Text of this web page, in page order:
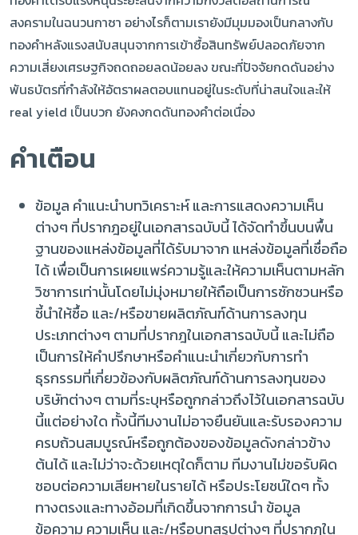
สงครามในฉนวนกาซา อย่างไรก็ตามเรายังมีมุมมองเป็นกลางกับ
ทองคำหลังแรงสนับสนุนจากการเข้าซื้อสินทรัพย์ปลอดภัยจาก
ความเสี่ยงเศรษฐกิจถดถอยลดน้อยลง ขณะที่ปัจจัยกดดันอย่าง
พันธบัตรที่กำลังให้อัตราผลตอบแทนอยู่ในระดับที่น่าสนใจและให้
real yield เป็นบวก ยังคงกดดันทองคำต่อเนื่อง
คำเตือน
ข้อมูล คำแนะนำบทวิเคราะห์ และการแสดงความเห็น
ต่างๆ ที่ปรากฎอยู่ในเอกสารฉบับนี้ ได้จัดทำขึ้นบนพื้น
ฐานของแหล่งข้อมูลที่ได้รับมาจาก แหล่งข้อมูลที่เชื่อถือ
ได้ เพื่อเป็นการเผยแพร่ความรู้และให้ความเห็นตามหลัก
วิชาการเท่านั้นโดยไม่มุ่งหมายให้ถือเป็นการชักชวนหรือ
ชี้นำให้ซื้อ และ/หรือขายผลิตภัณฑ์ด้านการลงทุน
ประเภทต่างๆ ตามที่ปรากฎในเอกสารฉบับนี้ และไม่ถือ
เป็นการให้คำปรึกษาหรือคำแนะนำเกี่ยวกับการทำ
ธุรกรรมที่เกี่ยวข้องกับผลิตภัณฑ์ด้านการลงทุนของ
บริษัทต่างๆ ตามที่ระบุหรือถูกกล่าวถึงไว้ในเอกสารฉบับ
นี้แต่อย่างใด ทั้งนี้ทีมงานไม่อาจยืนยันและรับรองความ
ครบถ้วนสมบูรณ์หรือถูกต้องของข้อมูลดังกล่าวข้าง
ต้นได้ และไม่ว่าจะด้วยเหตุใดก็ตาม ทีมงานไม่ขอรับผิด
ชอบต่อความเสียหายในรายได้ หรือประโยชน์ใดๆ ทั้ง
ทางตรงและทางอ้อมที่เกิดขึ้นจากการนำ ข้อมูล
ข้อความ ความเห็น และ/หรือบทสรุปต่างๆ ที่ปรากฏใน